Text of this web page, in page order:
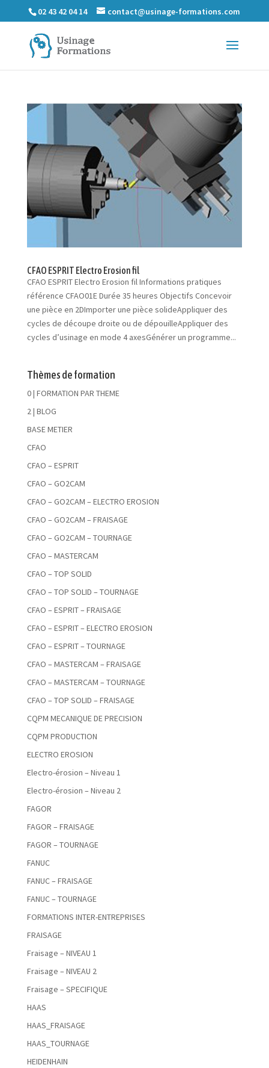
02 43 42 04 14 contact@usinage-formations.com
CFAO ESPRIT Electro Erosion fil
CFAO ESPRIT Electro Erosion fil Informations pratiques
référence CFAO01E Durée 35 heures Objectifs Concevoir
une pièce en 2DImporter une pièce solideAppliquer des
cycles de découpe droite ou de dépouilleAppliquer des
cycles d’usinage en mode 4 axesGénérer un programme...
Thèmes de formation
0 | FORMATION PAR THEME
2 | BLOG
BASE METIER
CFAO
CFAO – ESPRIT
CFAO – GO2CAM
CFAO – GO2CAM – ELECTRO EROSION
CFAO – GO2CAM – FRAISAGE
CFAO – GO2CAM – TOURNAGE
CFAO – MASTERCAM
CFAO – TOP SOLID
CFAO – TOP SOLID – TOURNAGE
CFAO – ESPRIT – FRAISAGE
CFAO – ESPRIT – ELECTRO EROSION
CFAO – ESPRIT – TOURNAGE
CFAO – MASTERCAM – FRAISAGE
CFAO – MASTERCAM – TOURNAGE
CFAO – TOP SOLID – FRAISAGE
CQPM MECANIQUE DE PRECISION
CQPM PRODUCTION
ELECTRO EROSION
Electro-érosion – Niveau 1
Electro-érosion – Niveau 2
FAGOR
FAGOR – FRAISAGE
FAGOR – TOURNAGE
FANUC
FANUC – FRAISAGE
FANUC – TOURNAGE
FORMATIONS INTER-ENTREPRISES
FRAISAGE
Fraisage – NIVEAU 1
Fraisage – NIVEAU 2
Fraisage – SPECIFIQUE
HAAS
HAAS_FRAISAGE
HAAS_TOURNAGE
HEIDENHAIN